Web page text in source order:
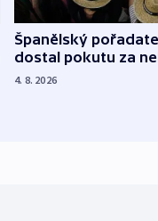
Španělský
dostal pokutu za
4. 8. 2026